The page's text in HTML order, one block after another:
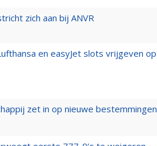
zich aan bij ANVR
en easyJet slots vrijgeven op
zet in op nieuwe bestemmingen